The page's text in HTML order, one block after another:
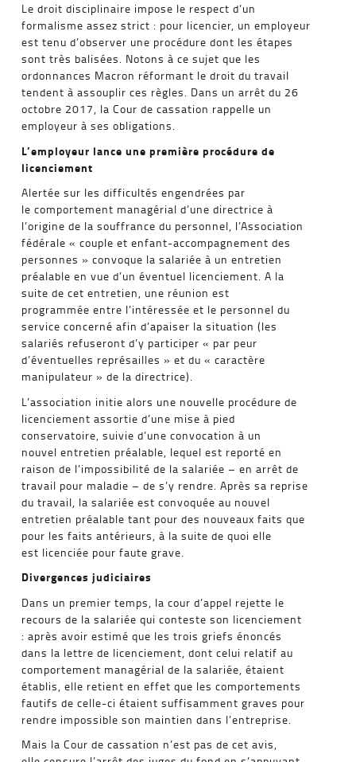
Le droit disciplinaire impose le respect d’un
formalisme assez strict : pour licencier, un employeur
est tenu d’observer une procédure dont les étapes
sont très balisées. Notons à ce sujet que les
ordonnances Macron réformant le droit du travail
tendent à assouplir ces règles. Dans un arrêt du 26
octobre 2017, la Cour de cassation rappelle un
employeur à ses obligations.
L’employeur lance une première procédure de
licenciement
Alertée sur les difficultés engendrées par
le comportement managérial d’une directrice à
l’origine de la souffrance du personnel, l’Association
fédérale « couple et enfant-accompagnement des
personnes » convoque la salariée à un entretien
préalable en vue d’un éventuel licenciement. A la
suite de cet entretien, une réunion est
programmée entre l’intéressée et le personnel du
service concerné afin d’apaiser la situation (les
salariés refuseront d’y participer « par peur
d’éventuelles représailles » et du « caractère
manipulateur » de la directrice).
L’association initie alors une nouvelle procédure de
licenciement assortie d’une mise à pied
conservatoire, suivie d’une convocation à un
nouvel entretien préalable, lequel est reporté en
raison de l’impossibilité de la salariée – en arrêt de
travail pour maladie – de s’y rendre. Après sa reprise
du travail, la salariée est convoquée au nouvel
entretien préalable tant pour des nouveaux faits que
pour les faits antérieurs, à la suite de quoi elle
est licenciée pour faute grave.
Divergences judiciaires
Dans un premier temps, la cour d’appel rejette le
recours de la salariée qui conteste son licenciement
: après avoir estimé que les trois griefs énoncés
dans la lettre de licenciement, dont celui relatif au
comportement managérial de la salariée, étaient
établis, elle retient en effet que les comportements
fautifs de celle-ci étaient suffisamment graves pour
rendre impossible son maintien dans l’entreprise.
Mais la Cour de cassation n’est pas de cet avis,